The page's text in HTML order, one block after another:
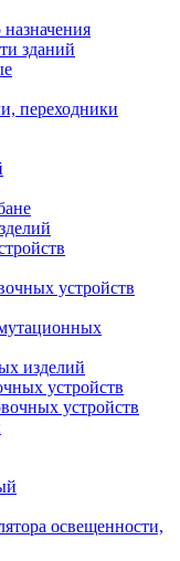
зданий
переходники
устройств
изделий
устройств
устройств
освещенности,